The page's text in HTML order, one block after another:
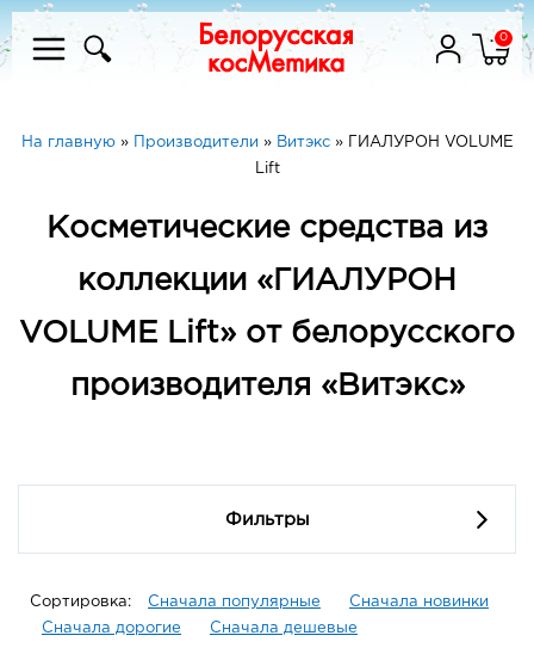
0
На главную» Производители » Витэкс»
ГИАЛУРОН VOLUME
Lift
Косметические средства из
коллекции «ГИАЛУРОН
VOLUME Lift» от белорусского
производителя «Витэкс»
Фильтры
Сортировка: Сначала популярные
Сначала новинки
Сначала дорогие
Сначала дешевые